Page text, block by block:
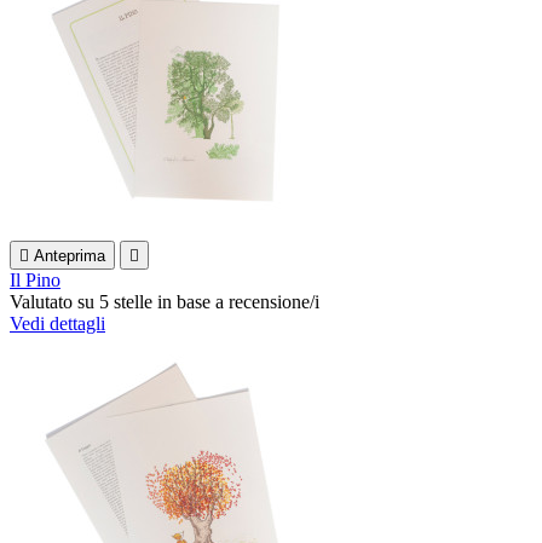
 Anteprima 
Il Pino
Valutato su 5 stelle in base a recensione/i
Vedi dettagli